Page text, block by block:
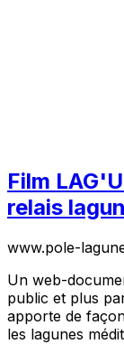
Film
relais
www.pole-
Un web-
public et plus
apporte de
les lagunes